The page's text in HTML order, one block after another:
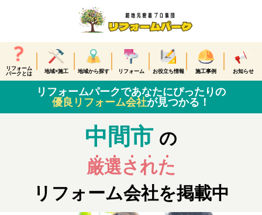
リフォーム
パークとは
地域×施工 地域から探す リフォーム お役立ち情報 施工事例 お知らせ
リフォームパークであなたにぴったりの
優良リフォーム会社が見つかる！
中間市 の
厳選された
リフォーム会社を掲載中